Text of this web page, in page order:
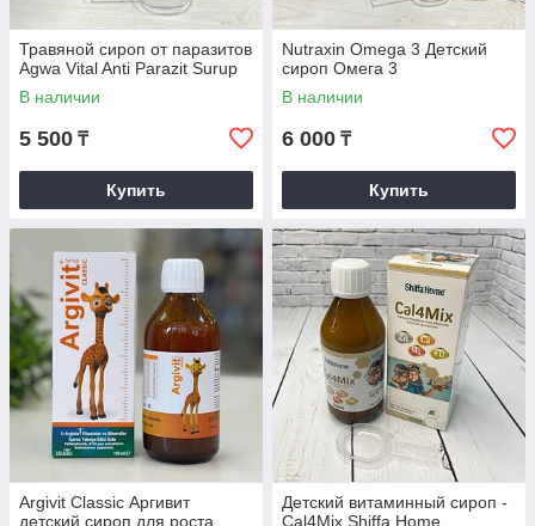
Травяной сироп от паразитов
Agwa Vital Anti Parazit Surup
В наличии
5 500 ₸
Купить
Nutraxin Omega 3 Детский
сироп Омега 3
В наличии
6 000 ₸
Купить
Argivit Classic Аргивит
детский сироп для роста
Детский витаминный сироп -
Cal4Mix Shiffa Home